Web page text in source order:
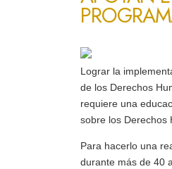
Lograr la
de los Derechos
requiere una
sobre los Derechos
Para hacerlo una
durante más de 40